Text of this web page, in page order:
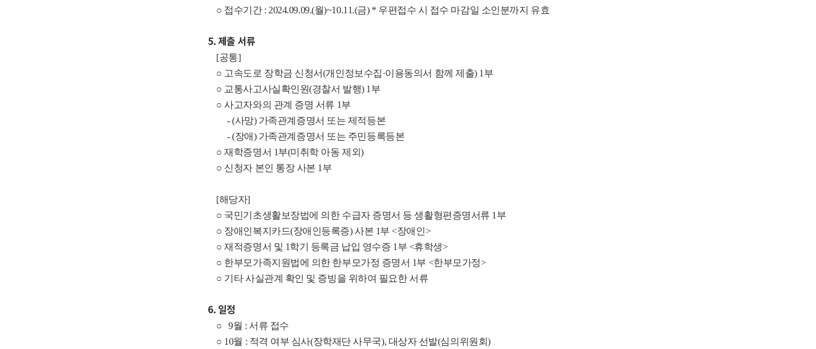
○ 접수기간 : 2024.09.09.(월)~10.11.(금) * 우편접수 시 접수 마감일 소인분까지 유효
5. 제출 서류
[공통]
○ 고속도로 장학금 신청서(개인정보수집·이용동의서 함께 제출) 1부
○ 교통사고사실확인원(경찰서 발행) 1부
○ 사고자와의 관계 증명 서류 1부
- (사망) 가족관계증명서 또는 제적등본
- (장애) 가족관계증명서 또는 주민등록등본
○ 재학증명서 1부(미취학 아동 제외)
○ 신청자 본인 통장 사본 1부
[해당자]
○ 국민기초생활보장법에 의한 수급자 증명서 등 생활형편증명서류 1부
○ 장애인복지카드(장애인등록증) 사본 1부 <장애인>
○ 재적증명서 및 1학기 등록금 납입 영수증 1부 <휴학생>
○ 한부모가족지원법에 의한 한부모가정 증명서 1부 <한부모가정>
○ 기타 사실관계 확인 및 증빙을 위하여 필요한 서류
6. 일정
○ 9월 : 서류 접수
○ 10월 : 적격 여부 심사(장학재단 사무국), 대상자 선발(심의위원회)